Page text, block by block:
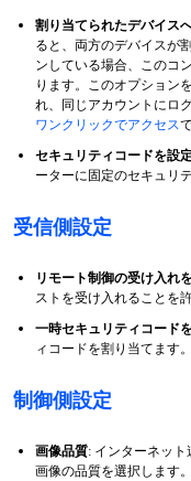
割り当てられたデバイス
ると、両方のデバイスが
ンしている場合、このコ
ります。このオプション
れ、同じアカウントにロ
ワンクリックでアクセス
セキュリティコードを設
ーターに固定のセキュリ
受信側設定
リモート制御の受け入れ
ストを受け入れることを
一時セキュリティコード
ィコードを割り当てます。
制御側設定
画像品質: インターネッ
画像の品質を選択します。